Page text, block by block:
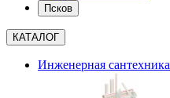
Псков
КАТАЛОГ
Инженерная сантехника